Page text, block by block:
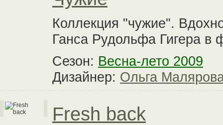
Коллекция "чужие".
Ганса Рудольфа Гигера
Сезон: Весна-лето 2009
Дизайнер: Ольга
Fresh back